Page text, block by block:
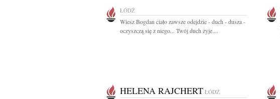
ŁÓDŹ
Wiesz Bogdan ciało zawsze odejdzie - duch - dusza -
oczyszczą się z niego... Twój duch żyje....
HELENA RAJCHERT ŁÓDŹ